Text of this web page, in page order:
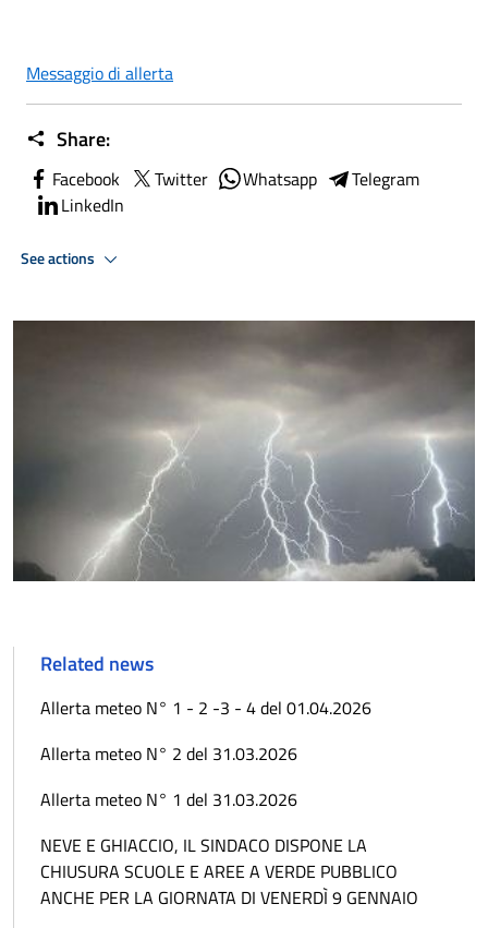
Messaggio di allerta
Share:
Facebook Twitter Whatsapp
Telegram
LinkedIn
See actions
Related news
Allerta meteo N° 1 - 2 -3 - 4 del 01.04.2026
Allerta meteo N° 2 del 31.03.2026
Allerta meteo N° 1 del 31.03.2026
NEVE E GHIACCIO, IL SINDACO DISPONE LA
CHIUSURA SCUOLE E AREE A VERDE PUBBLICO
ANCHE PER LA GIORNATA DI VENERDÌ 9 GENNAIO